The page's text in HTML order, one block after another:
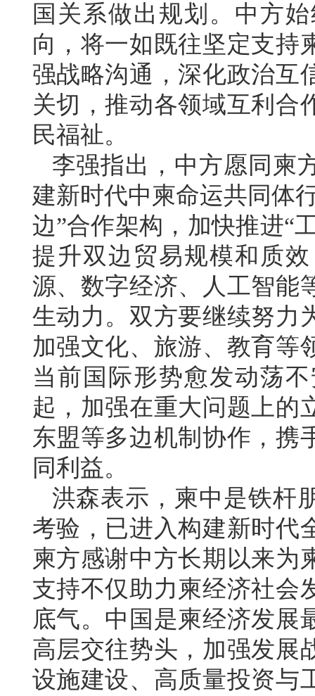
国关系做出规划。中方
向，将一如既往坚定支持
强战略沟通，深化政治互
关切，推动各领域互利合
民福祉。
李强指出，中方愿同柬
建新时代中柬命运共同体
边”合作架构，加快推进“
提升双边贸易规模和质
源、数字经济、人工智能
生动力。双方要继续努力
加强文化、旅游、教育等
当前国际形势愈发动荡
起，加强在重大问题上的
东盟等多边机制协作，携
同利益。
洪森表示，柬中是铁杆
考验，已进入构建新时代
柬方感谢中方长期以来为
支持不仅助力柬经济社会
底气。中国是柬经济发展
高层交往势头，加强发展
设施建设、高质量投资与